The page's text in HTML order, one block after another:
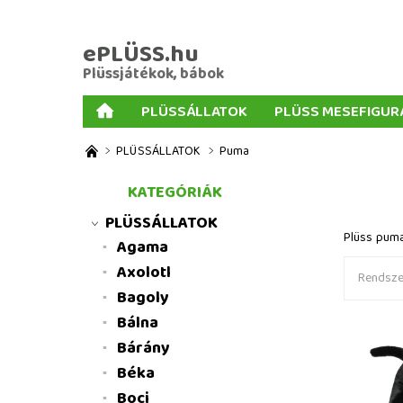
ePLÜSS.hu
Plüssjátékok, bábok
PLÜSSÁLLATOK
PLÜSS
AJÁNDÉKOK PLÜSSÖKHÖZ
MENNYISÉGI KEDVEZMÉNYEK
PLÜSSÁLLATOK Puma
Plüss
Plüss
játékok
KATEGÓRIÁK
PLÜSSÁLLATOK
Agama
Axolotl
Bagoly
Bálna
Bárány
Béka